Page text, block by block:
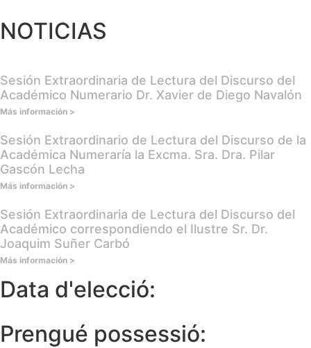
NOTICIAS
Sesión Extraordinaria de Lectura del Discurso del
Académico Numerario Dr. Xavier de Diego Navalón
Más información >
Sesión Extraordinario de Lectura del Discurso de la
Académica Numeraría la Excma. Sra. Dra. Pilar
Gascón Lecha
Más información >
Sesión Extraordinaria de Lectura del Discurso del
Académico correspondiendo el Ilustre Sr. Dr.
Joaquim Suñer Carbó
Más información >
Data d'elecció:
Prengué possessió: